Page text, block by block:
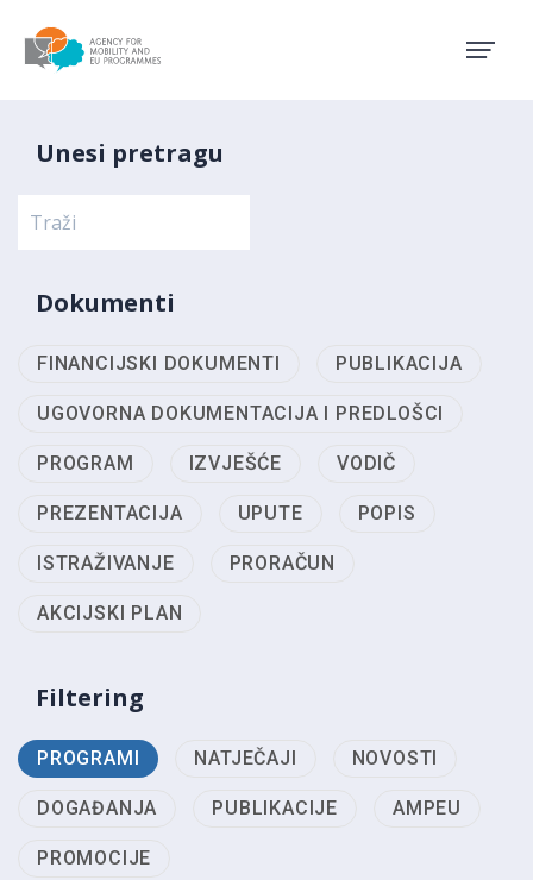
Unesi pretragu
Dokumenti
FINANCIJSKI DOKUMENTI PUBLIKACIJA
UGOVORNA DOKUMENTACIJA I PREDLOŠCI
PROGRAM IZVJEŠĆE VODIČ
PREZENTACIJA UPUTE POPIS
ISTRAŽIVANJE PRORAČUN
AKCIJSKI PLAN
Filtering
PROGRAMI NATJEČAJI NOVOSTI
DOGAĐANJA PUBLIKACIJE AMPEU
PROMOCIJE